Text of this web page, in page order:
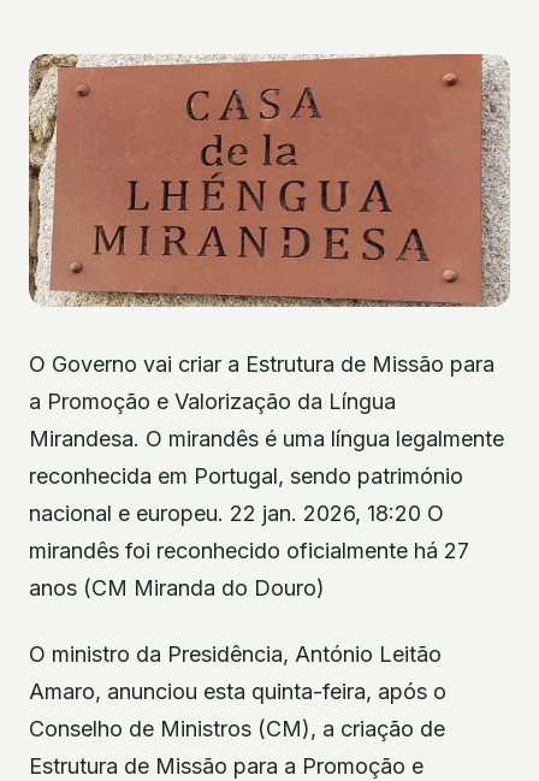
O Governo vai criar a Estrutura de Missão para
a Promoção e Valorização da Língua
Mirandesa. O mirandês é uma língua legalmente
reconhecida em Portugal, sendo património
nacional e europeu. 22 jan. 2026, 18:20 O
mirandês foi reconhecido oficialmente há 27
anos (CM Miranda do Douro)
O ministro da Presidência, António Leitão
Amaro, anunciou esta quinta-feira, após o
Conselho de Ministros (CM), a criação de
Estrutura de Missão para a Promoção e